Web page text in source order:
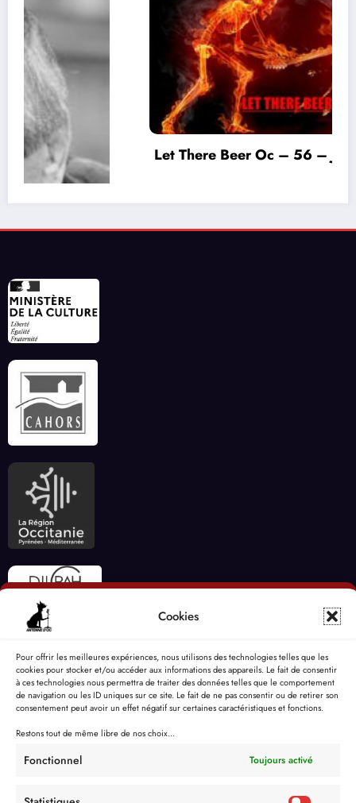
Cookies
Pour offrir les meilleures expériences, nous utilisons des technologies telles que les
cookies pour stocker et/ou accéder aux informations des appareils. Le fait de consentir
à ces technologies nous permettra de traiter des données telles que le comportement
de navigation ou les ID uniques sur ce site. Le fait de ne pas consentir ou de retirer son
consentement peut avoir un effet négatif sur certaines caractéristiques et fonctions.
Restons tout de même libre de nos choix...
Fonctionnel Toujours activé
Let There Beer Oc – 56 – Juillet 2026